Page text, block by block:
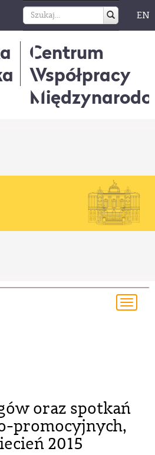
EN
Centrum
Współpracy
oraz spotkań
promocyjnych,
2015